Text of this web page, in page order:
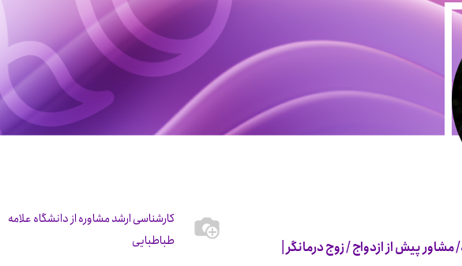
پیش از ازدواج / زوج درمانگر
کارشناسی ارشد مشاوره از دانشگاه علامه
طباطبایی